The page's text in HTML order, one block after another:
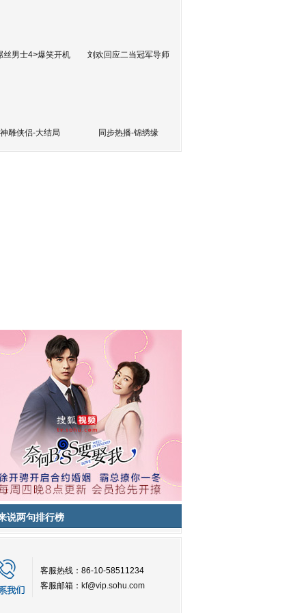
丝男士4>爆笑开机 刘欢回应二当冠军导师
神雕侠侣-大结局 同步热播-锦绣缘
说两句排行榜
客服热线：86-10-58511234
客服邮箱： kf@vip.sohu.com